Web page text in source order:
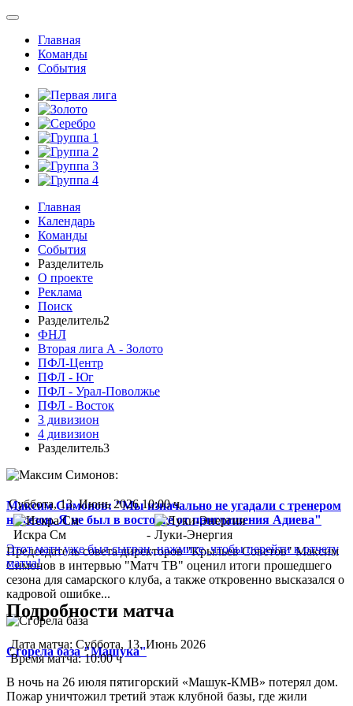
Главная
Команды
События
Главная
Календарь
Команды
События
Разделитель
О проекте
Реклама
Поиск
Разделитель2
ФНЛ
Вторая лига А - Золото
ПФЛ-Центр
ПФЛ - Юг
ПФЛ - Урал-Поволжье
ПФЛ - Восток
3 дивизион
4 дивизион
Разделитель3
Максим Симонов: "Мы изначально не угадали с тренером
на сезон. Я не был в восторге от приглашения Адиева"
Председатель совета директоров "Крыльев Советов" Максим
Симонов в интервью "Матч ТВ" оценил итоги прошедшего
сезона для самарского клуба, а также откровенно высказался о
кадровой ошибке...
Сгорела база "Машука"
В ночь на 26 июля пятигорский «Машук-КМВ» потерял дом.
Пожар уничтожил третий этаж клубной базы, где жили
Суббота, 13. Июнь 2026 10:00 ч
Искра См - Луки-Энергия
Этот матч уже был сыгран, нажмите, чтобы перейти к отчету
матча!
Подробности матча
Дата матча: Суббота, 13. Июнь 2026
Время матча: 10:00 ч